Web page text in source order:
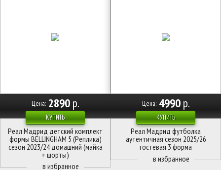
КУПИТЬ
Цена: 2890р.
Реал Мадрид детский комплект
формы BELLINGHAM 5 (Реплика)
сезон 2023/24 домашний (майка
+ шорты)
КУПИТЬ
Цена: 4990р.
Реал Мадрид футболка
аутентичная сезон 2025/26
гостевая 3 форма